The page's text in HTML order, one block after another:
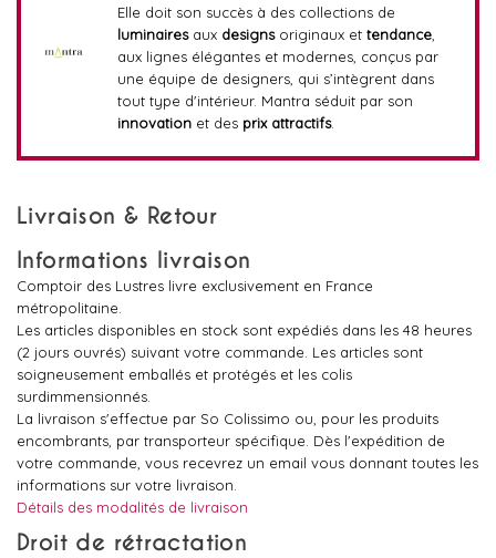
Elle doit son succès à des collections de
luminairesaux designsoriginaux et tendance,
aux lignes élégantes et modernes, conçus par
une équipe de designers, qui s’intègrent dans
tout type d'intérieur. Mantra séduit par son
innovationet des prix attractifs.
Livraison & Retour
Informations livraison
Comptoir des Lustres livre exclusivement en France
métropolitaine.
Les articles disponibles en stock sont expédiés dans les 48 heures
(2 jours ouvrés) suivant votre commande. Les articles sont
soigneusement emballés et protégés et les colis
surdimmensionnés.
La livraison s'effectue par So Colissimo ou, pour les produits
encombrants, par transporteur spécifique. Dès l'expédition de
votre commande, vous recevrez un email vous donnant toutes les
informations sur votre livraison.
Détails des modalités de livraison
Droit de rétractation